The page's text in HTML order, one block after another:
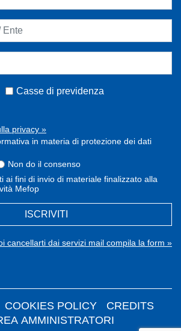
Casse di previdenza
privacy »
in materia di protezione dei dati
Non do il consenso
ai fini di invio di materiale finalizzato alla
Mefop
ISCRIVITI
cancellarti dai servizi mail compila la form »
COOKIES POLICY
CREDITS
AMMINISTRATORI